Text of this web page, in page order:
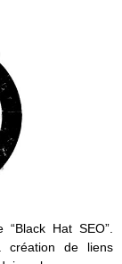
Hat SEO”.
création de liens